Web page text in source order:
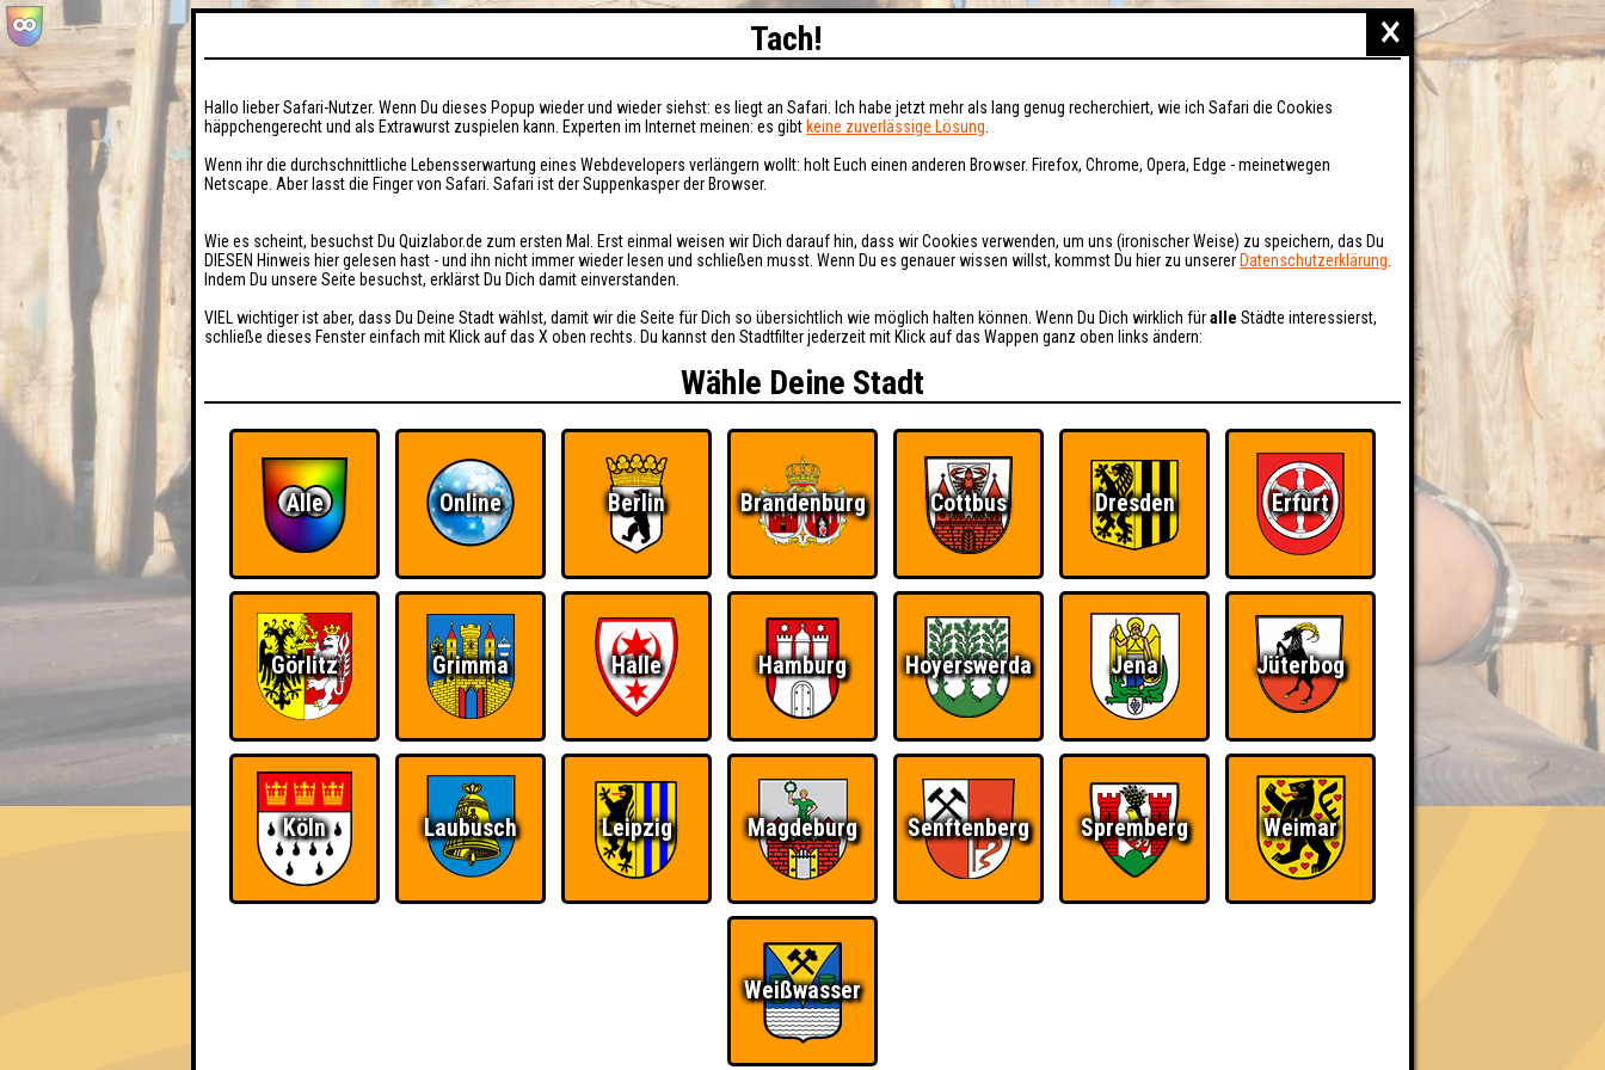
EVENTS HIGHSCORE RESERVIERUNG BUCHEN FAQ ÜBER UNS
«
QUIZLABOR Dresden #91
Keine Kunst? · 16.10.2024 · Nachteck
×
Tach!
Hallo lieber Safari-Nutzer. Wenn Du dieses Popup wieder und wieder siehst: es liegt an Safari. Ich habe jetzt mehr als lang genug recherchiert, wie ich Safari die Cookies
häppchengerecht und als Extrawurst zuspielen kann. Experten im Internet meinen: es gibt keine zuverlässige Lösung
Wenn ihr die durchschnittliche Lebensserwartung eines Webdevelopers verlängern wollt: holt Euch einen anderen Browser. Firefox, Chrome, Opera, Edge - meinetwegen
Netscape. Aber lasst die Finger von Safari. Safari ist der Suppenkasper der Browser.
Wie es scheint, besuchst Du Quizlabor.de zum ersten Mal. Erst einmal weisen wir Dich darauf hin, dass wir Cookies verwenden, um uns (ironischer Weise) zu speichern, das Du
DIESEN Hinweis hier gelesen hast - und ihn nicht immer wieder lesen und schließen musst. Wenn Du es genauer wissen willst, kommst Du hier zu unserer Datenschutzerklärung
Indem Du unsere Seite besuchst, erklärst Du Dich damit einverstanden.
VIEL wichtiger ist aber, dass Du Deine Stadt wählst, damit wir die Seite für Dich so übersichtlich wie möglich halten können. Wenn Du Dich wirklich füralle Städte interessierst,
schließe dieses Fenster einfach mit Klick auf das X oben rechts. Du kannst den Stadtfilter jederzeit mit Klick auf das Wappen ganz oben links ändern:
Wähle Deine Stadt
Alle Online Berlin Brandenburg Cottbus Dresden Erfurt
Görlitz Grimma Halle Hamburg Hoyerswerda Jena Jüterbog
Köln Laubusch Leipzig Magdeburg Senftenberg Spremberg Weimar
Weißwasser